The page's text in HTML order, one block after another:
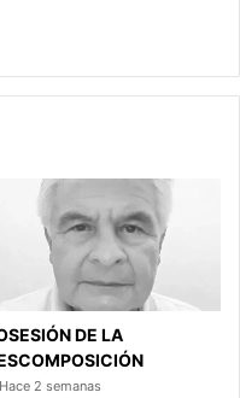
DE LA
Hace 2 semanas